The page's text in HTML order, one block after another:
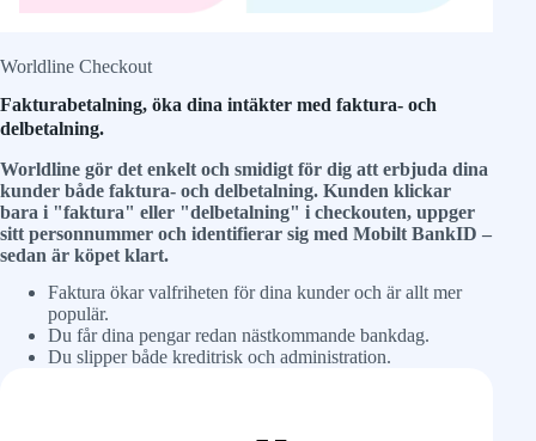
Worldline Checkout
Fakturabetalning, öka dina intäkter med faktura- och
delbetalning.
Worldline gör det enkelt och smidigt för dig att erbjuda dina
kunder både faktura- och delbetalning. Kunden klickar
bara i "faktura" eller "delbetalning" i checkouten, uppger
sitt personnummer och identifierar sig med Mobilt BankID –
sedan är köpet klart.
Faktura ökar valfriheten för dina kunder och är allt mer
populär.
Du får dina pengar redan nästkommande bankdag.
Du slipper både kreditrisk och administration.